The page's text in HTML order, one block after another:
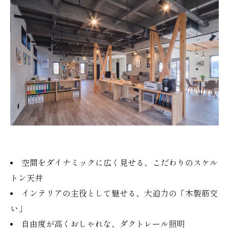
空間をダイナミックに広く見せる、こだわりのスケル
トン天井
インテリアの主役として魅せる、大迫力の「木製筋交
い」
自由度が高くおしゃれな、ダクトレール照明